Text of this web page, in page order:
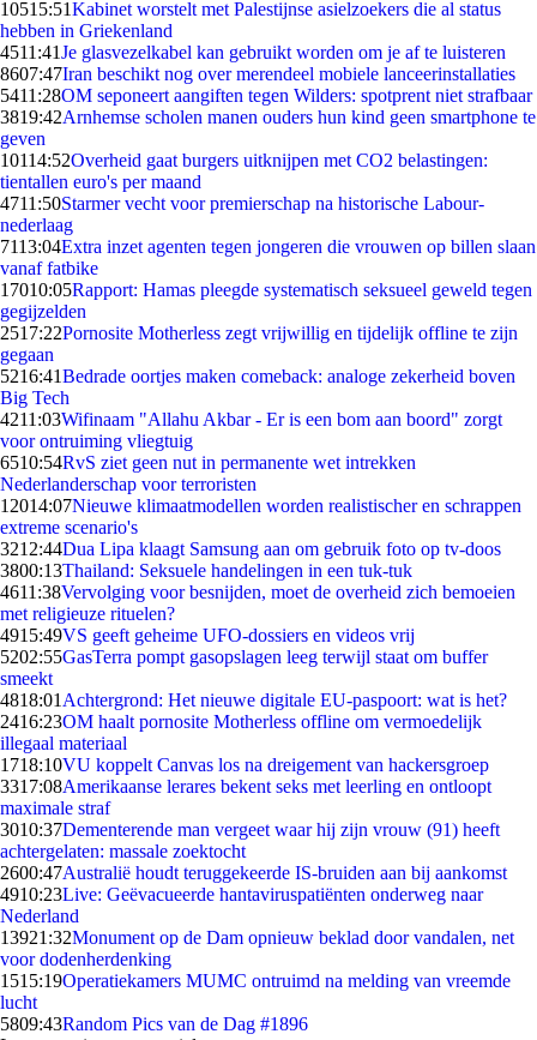
10515:51Kabinet worstelt met Palestijnse asielzoekers die al status
hebben in Griekenland
4511:41Je glasvezelkabel kan gebruikt worden om je af te luisteren
8607:47Iran beschikt nog over merendeel mobiele lanceerinstallaties
5411:28OM seponeert aangiften tegen Wilders: spotprent niet strafbaar
3819:42Arnhemse scholen manen ouders hun kind geen smartphone te
geven
10114:52Overheid gaat burgers uitknijpen met CO2 belastingen:
tientallen euro's per maand
4711:50Starmer vecht voor premierschap na historische Labour-
nederlaag
7113:04Extra inzet agenten tegen jongeren die vrouwen op billen slaan
vanaf fatbike
17010:05Rapport: Hamas pleegde systematisch seksueel geweld tegen
gegijzelden
2517:22Pornosite Motherless zegt vrijwillig en tijdelijk offline te zijn
gegaan
5216:41Bedrade oortjes maken comeback: analoge zekerheid boven
Big Tech
4211:03Wifinaam "Allahu Akbar - Er is een bom aan boord" zorgt
voor ontruiming vliegtuig
6510:54RvS ziet geen nut in permanente wet intrekken
Nederlanderschap voor terroristen
12014:07Nieuwe klimaatmodellen worden realistischer en schrappen
extreme scenario's
3212:44Dua Lipa klaagt Samsung aan om gebruik foto op tv-doos
3800:13Thailand: Seksuele handelingen in een tuk-tuk
4611:38Vervolging voor besnijden, moet de overheid zich bemoeien
met religieuze rituelen?
4915:49VS geeft geheime UFO-dossiers en videos vrij
5202:55GasTerra pompt gasopslagen leeg terwijl staat om buffer
smeekt
4818:01 Achtergrond: Het nieuwe digitale EU-paspoort: wat is het?
2416:23OM haalt pornosite Motherless offline om vermoedelijk
illegaal materiaal
1718:10VU koppelt Canvas los na dreigement van hackersgroep
3317:08Amerikaanse lerares bekent seks met leerling en ontloopt
maximale straf
3010:37Dementerende man vergeet waar hij zijn vrouw (91) heeft
achtergelaten: massale zoektocht
2600:47Australië houdt teruggekeerde IS-bruiden aan bij aankomst
4910:23Live: Geëvacueerde hantaviruspatiënten onderweg naar
Nederland
13921:32Monument op de Dam opnieuw beklad door vandalen, net
voor dodenherdenking
1515:19Operatiekamers MUMC ontruimd na melding van vreemde
lucht
5809:43Random Pics van de Dag #1896